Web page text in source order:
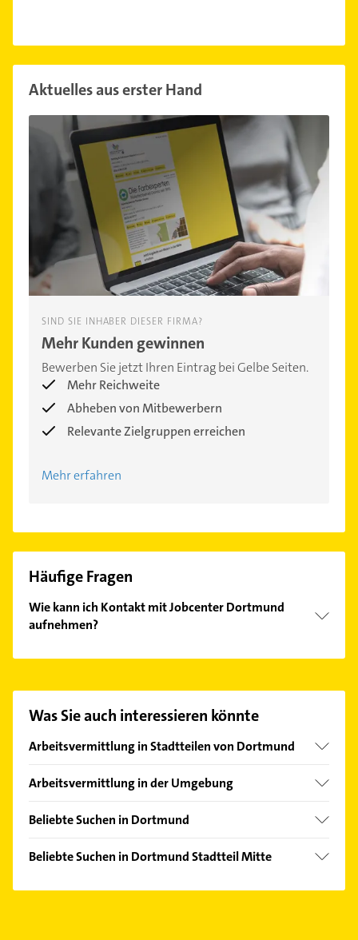
Aktuelles aus erster Hand
SIND SIE INHABER DIESER FIRMA?
Mehr Kunden gewinnen
Bewerben Sie jetzt Ihren Eintrag bei Gelbe Seiten.
Mehr Reichweite
Abheben von Mitbewerbern
Relevante Zielgruppen erreichen
Mehr erfahren
Häufige Fragen
Wie kann ich Kontakt mit Jobcenter Dortmund
aufnehmen?
finden Sie alleKontaktdaten.
Was Sie auch interessieren könnte
Arbeitsvermittlung in Stadtteilen von Dortmund
Brackel
Arbeitsvermittlung in der Umgebung
Waltrop
Herne
Beliebte Suchen in Dortmund
Bauunternehmen
Maler
Beliebte Suchen in Dortmund Stadtteil Mitte